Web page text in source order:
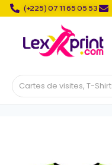
(+225) 07 11 65 05 53